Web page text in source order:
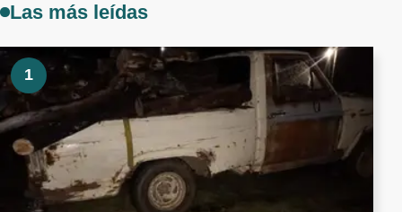
Las más leídas
1